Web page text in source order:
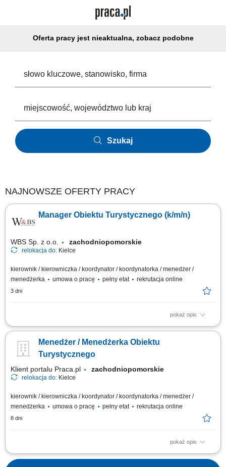
Oferta pracy jest nieaktualna, zobacz podobne
Szukaj
NAJNOWSZE OFERTY PRACY
Manager Obiektu Turystycznego (k/m/n)
WBS Sp. z o.o. zachodniopomorskie
relokacja do: Kielce
kierownik / kierowniczka / koordynator / koordynatorka / menedżer /
menedżerka
umowa o pracę pełny etat rekrutacja online
3 dni
pokaż opis
Miejsce pracy: praca stacjonarna Kielce Opis stanowiska pracy / zadania:
organizacją pracy zespołu. Koordynowanie pracy działów: rezerwacji,
obsługi ruchu turystycznego, utrzymania obiektu oraz punktów sprzedaży.
Menedżer / Menedżerka Obiektu
Turystycznego
Klient portalu Praca.pl zachodniopomorskie
relokacja do: Kielce
kierownik / kierowniczka / koordynator / koordynatorka / menedżer /
menedżerka
umowa o pracę pełny etat rekrutacja online
8 dni
pokaż opis
Zarządzanie codziennym funkcjonowaniem kompleksu turystycznego
oraz organizacja pracy zespołu. Koordynowanie pracy działów